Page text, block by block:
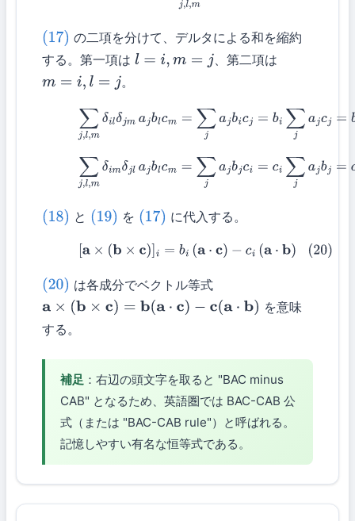
(17)
の二項を分けて、デルタによる和を縮約
する。第一項は l=i,m= j
、第二項は
m=i,l=j 。
(18)∑j,l,mδil δjm ajb cm=∑ja bicj= bi∑ ajcj=b (a
(19)∑j,l,mδi mδ aj cm=∑ja jbj ci= ci∑ ajbj=c (a
(18) と (19) を (17) に代入する。
(20)[ a×(b ×c) ]i= bi(a⋅ c)− ci( a⋅b)
(20) は各成分でベクトル等式
a×(b ×c = b(a c) −c(a⋅ b )
を意味
する。
補足 ：右辺の頭文字を取ると "BAC minus
CAB" となるため、英語圏では BAC-CAB 公
式（または "BAC-CAB rule"）と呼ばれる。
記憶しやすい有名な恒等式である。